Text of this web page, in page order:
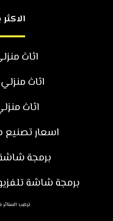
اثاث
اثاث
اثاث
اسعار
برمجة شاشة
برمجة شاشة
تركيب